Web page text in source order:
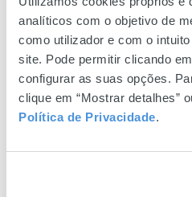
analíticos com o objetivo de
como utilizador e com o
site. Pode permitir clicando
configurar as suas opções.
clique em “Mostrar detalhes”
Política de Privacidade.
Há magia quando um
como peças de um
Há magia nas mãos das
dão vida a meros
Há magia nos nossos
tela em branco!